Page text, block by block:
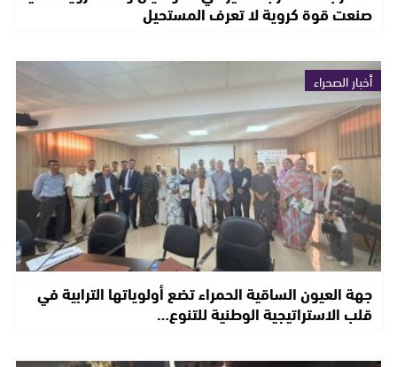
صنعت قوة كروية لا تعرف المستحيل
أخبار الصحراء
جهة العيون الساقية الحمراء تضع أولوياتها الترابية في
قلب الاستراتيجية الوطنية للتنوع…